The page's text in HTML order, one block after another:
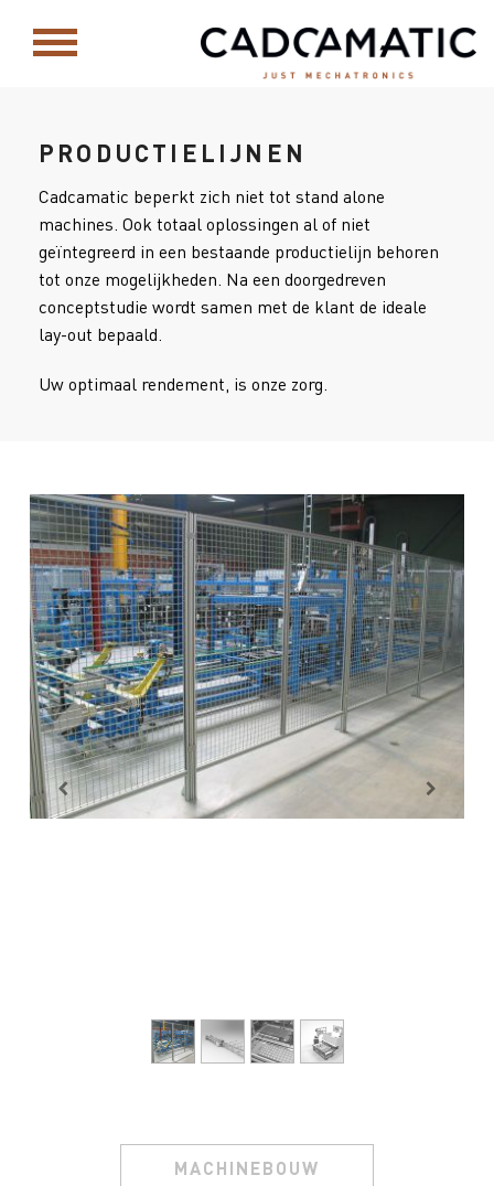
PRODUCTIELIJNEN
Cadcamatic beperkt zich niet tot stand alone
machines. Ook totaal oplossingen al of niet
geïntegreerd in een bestaande productielijn behoren
tot onze mogelijkheden. Na een doorgedreven
conceptstudie wordt samen met de klant de ideale
lay-out bepaald.
Uw optimaal rendement, is onze zorg.
MACHINEBOUW